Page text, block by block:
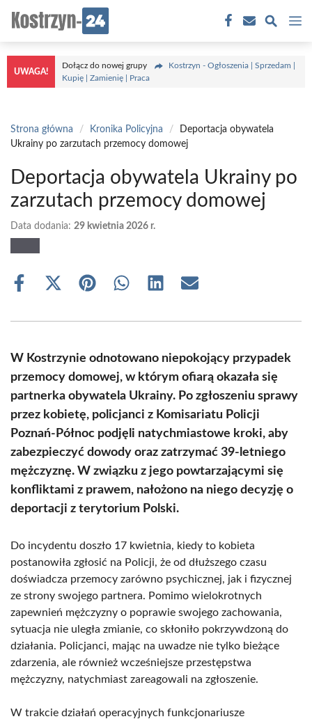
treści
UWAGA!
Dołącz do nowej grupy
Kostrzyn - Ogłoszenia | Sprzedam |
Kupię | Zamienię | Praca
Strona główna / Kronika Policyjna /
Deportacja obywatela
Ukrainy po zarzutach przemocy domowej
Deportacja obywatela Ukrainy po
zarzutach przemocy domowej
Data dodania: 29 kwietnia 2026 r.
Share
Share
(Twitter)
Share Share Share Share
W Kostrzynie odnotowano niepokojący przypadek
przemocy domowej, w którym ofiarą okazała się
partnerka obywatela Ukrainy. Po zgłoszeniu sprawy
przez kobietę, policjanci z Komisariatu Policji
Poznań-Północ podjęli natychmiastowe kroki, aby
zabezpieczyć dowody oraz zatrzymać 39-letniego
mężczyznę. W związku z jego powtarzającymi się
konfliktami z prawem, nałożono na niego decyzję o
deportacji z terytorium Polski.
Do incydentu doszło 17 kwietnia, kiedy to kobieta
postanowiła zgłosić na Policji, że od dłuższego czasu
doświadcza przemocy zarówno psychicznej, jak i fizycznej
ze strony swojego partnera. Pomimo wielokrotnych
zapewnień mężczyzny o poprawie swojego zachowania,
sytuacja nie uległa zmianie, co skłoniło pokrzywdzoną do
działania. Policjanci, mając na uwadze nie tylko bieżące
zdarzenia, ale również wcześniejsze przestępstwa
mężczyzny, natychmiast zareagowali na zgłoszenie.
W trakcie działań operacyjnych funkcjonariusze